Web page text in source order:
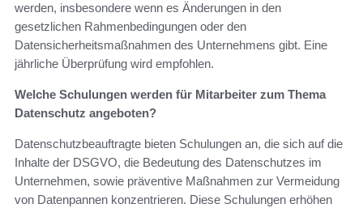
werden, insbesondere wenn es Änderungen in den
gesetzlichen Rahmenbedingungen oder den
Datensicherheitsmaßnahmen des Unternehmens gibt. Eine
jährliche Überprüfung wird empfohlen.
Welche Schulungen werden für Mitarbeiter zum Thema
Datenschutz angeboten?
Datenschutzbeauftragte bieten Schulungen an, die sich auf die
Inhalte der DSGVO, die Bedeutung des Datenschutzes im
Unternehmen, sowie präventive Maßnahmen zur Vermeidung
von Datenpannen konzentrieren. Diese Schulungen erhöhen